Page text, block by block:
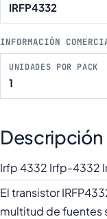
IRFP4332
INFORMACIÓN
UNIDADES POR PACK
1
Descripción
Irfp 4332 Irfp-4332
El transistor
multitud de fuentes